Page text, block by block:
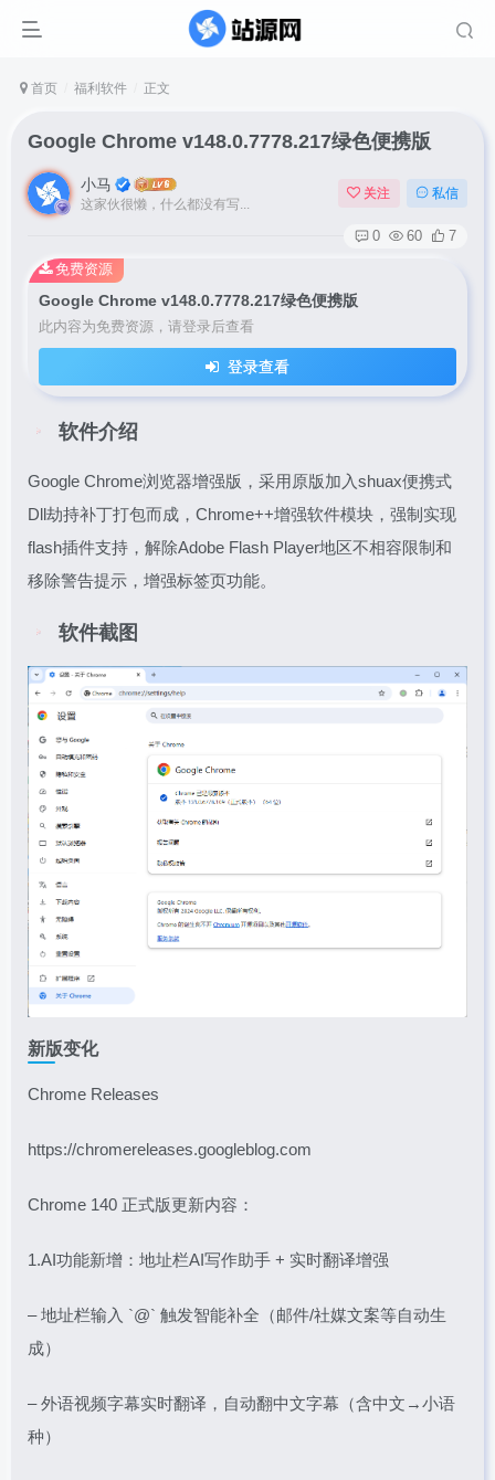
首页 福利软件 正文
Google Chrome v148.0.7778.217绿色便携版
小马
这家伙很懒，什么都没有写...
关注 私信
0 60 7
Google Chrome v148.0.7778.217绿色便携版
此内容为免费资源，请登录后查看
登录查看
免费资源
软件介绍
Google Chrome浏览器增强版，采用原版加入shuax便携式
Dll劫持补丁打包而成，Chrome++增强软件模块，强制实现
flash插件支持，解除Adobe Flash Player地区不相容限制和
移除警告提示，增强标签页功能。
软件截图
新版变化
Chrome Releases
https://chromereleases.googleblog.com
Chrome 140 正式版更新内容：
1.AI功能新增：地址栏AI写作助手 + 实时翻译增强
– 地址栏输入 `@` 触发智能补全（邮件/社媒文案等自动生
成）
– 外语视频字幕实时翻译，自动翻中文字幕（含中文→小语
种）